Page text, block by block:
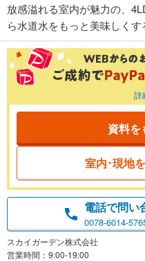
放感溢れる室内が魅力の、
ら水道水をもっと美味しくす
詳
資料を
室内･現地
電話で問い
0078-6014-
スカイガーデン株式会社
営業時間：9:00-19:00